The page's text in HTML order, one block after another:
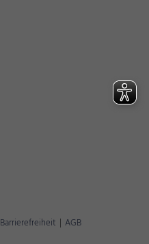
Barrierefreiheit | AGB